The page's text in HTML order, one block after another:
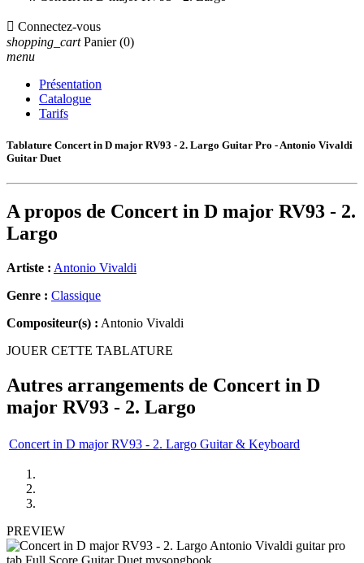
 Connectez-vous
shopping_cart Panier (0)
menu
Présentation
Catalogue
Tarifs
Tablature Concert in D major RV93 - 2. Largo Guitar Pro - Antonio Vivaldi
Guitar Duet
A propos de Concert in D major RV93 - 2.
Largo
Artiste : Antonio Vivaldi
Genre : Classique
Compositeur(s) : Antonio Vivaldi
JOUER CETTE TABLATURE
Autres arrangements de Concert in D
major RV93 - 2. Largo
Concert in D major RV93 - 2. Largo Guitar & Keyboard
PREVIEW